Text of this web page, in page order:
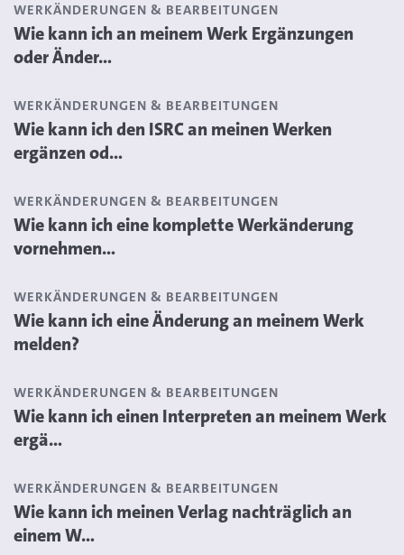
WERKÄNDERUNGEN & BEARBEITUNGEN
Wie kann ich an meinem Werk Ergänzungen
oder Änder...
WERKÄNDERUNGEN & BEARBEITUNGEN
Wie kann ich den ISRC an meinen Werken
ergänzen od...
WERKÄNDERUNGEN & BEARBEITUNGEN
Wie kann ich eine komplette Werkänderung
vornehmen...
WERKÄNDERUNGEN & BEARBEITUNGEN
Wie kann ich eine Änderung an meinem Werk
melden?
WERKÄNDERUNGEN & BEARBEITUNGEN
Wie kann ich einen Interpreten an meinem Werk
ergä...
WERKÄNDERUNGEN & BEARBEITUNGEN
Wie kann ich meinen Verlag nachträglich an
einem W...